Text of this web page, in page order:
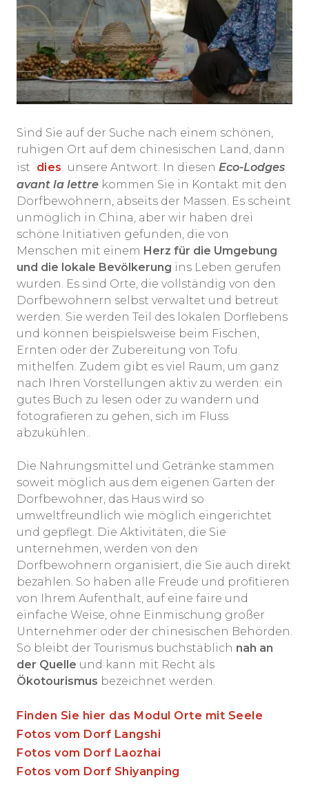
Sind Sie auf der Suche nach einem schönen,
ruhigen Ort auf dem chinesischen Land, dann
ist dies unsere Antwort. In diesen Eco-Lodges
avant la lettre kommen Sie in Kontakt mit den
Dorfbewohnern, abseits der Massen. Es scheint
unmöglich in China, aber wir haben drei
schöne Initiativen gefunden, die von
Menschen mit einem Herz für die Umgebung
und die lokale Bevölkerung ins Leben gerufen
wurden. Es sind Orte, die vollständig von den
Dorfbewohnern selbst verwaltet und betreut
werden. Sie werden Teil des lokalen Dorflebens
und können beispielsweise beim Fischen,
Ernten oder der Zubereitung von Tofu
mithelfen. Zudem gibt es viel Raum, um ganz
nach Ihren Vorstellungen aktiv zu werden: ein
gutes Buch zu lesen oder zu wandern und
fotografieren zu gehen, sich im Fluss
abzukühlen..
Die Nahrungsmittel und Getränke stammen
soweit möglich aus dem eigenen Garten der
Dorfbewohner, das Haus wird so
umweltfreundlich wie möglich eingerichtet
und gepflegt. Die Aktivitäten, die Sie
unternehmen, werden von den
Dorfbewohnern organisiert, die Sie auch direkt
bezahlen. So haben alle Freude und profitieren
von Ihrem Aufenthalt, auf eine faire und
einfache Weise, ohne Einmischung großer
Unternehmer oder der chinesischen Behörden.
So bleibt der Tourismus buchstäblich nah an
der Quelle und kann mit Recht als
Ökotourismus bezeichnet werden.
Finden Sie hier das Modul Orte mit Seele
Fotos vom Dorf Langshi
Fotos vom Dorf Laozhai
Fotos vom Dorf Shiyanping